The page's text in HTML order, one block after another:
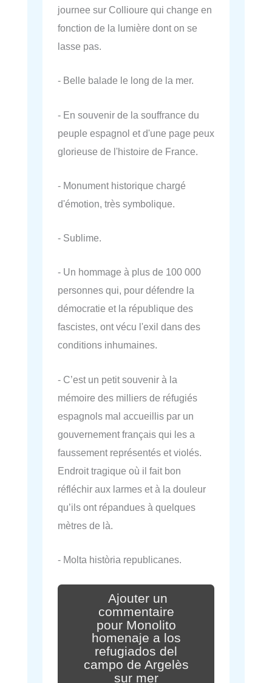
journee sur Collioure qui change en
fonction de la lumière dont on se
lasse pas.
- Belle balade le long de la mer.
- En souvenir de la souffrance du
peuple espagnol et d'une page peux
glorieuse de l'histoire de France.
- Monument historique chargé
d'émotion, très symbolique.
- Sublime.
- Un hommage à plus de 100 000
personnes qui, pour défendre la
démocratie et la république des
fascistes, ont vécu l'exil dans des
conditions inhumaines.
- C’est un petit souvenir à la
mémoire des milliers de réfugiés
espagnols mal accueillis par un
gouvernement français qui les a
faussement représentés et violés.
Endroit tragique où il fait bon
réfléchir aux larmes et à la douleur
qu’ils ont répandues à quelques
mètres de là.
- Molta història republicanes.
Ajouter un
commentaire
pour Monolito
homenaje a los
refugiados del
campo de Argelès
sur mer